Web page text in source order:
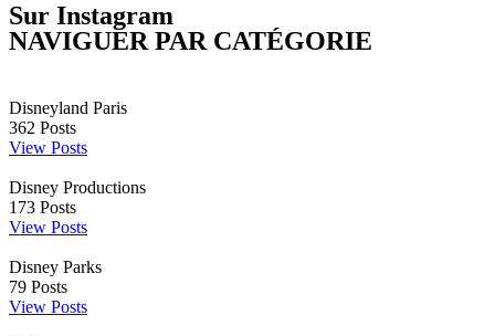
Sur Instagram
NAVIGUER PAR CATÉGORIE
Disneyland Paris
362 Posts
View Posts
Disney Productions
173 Posts
View Posts
Disney Parks
79 Posts
View Posts